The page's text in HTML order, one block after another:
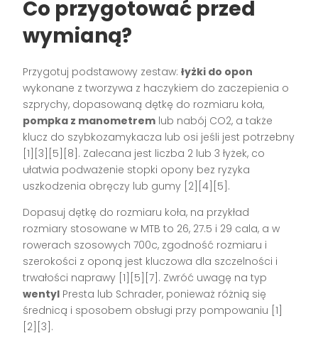
Co przygotować przed
wymianą?
Przygotuj podstawowy zestaw:łyżki do opon
wykonane z tworzywa z haczykiem do zaczepienia o
szprychy, dopasowaną dętkę do rozmiaru koła,
pompka z manometrem lub nabój CO2, a także
klucz do szybkozamykacza lub osi jeśli jest potrzebny
[1][3][5][8]. Zalecana jest liczba 2 lub 3 łyżek, co
ułatwia podważenie stopki opony bez ryzyka
uszkodzenia obręczy lub gumy [2][4][5].
Dopasuj dętkę do rozmiaru koła, na przykład
rozmiary stosowane w MTB to 26, 27.5 i 29 cala, a w
rowerach szosowych 700c, zgodność rozmiaru i
szerokości z oponą jest kluczowa dla szczelności i
trwałości naprawy [1][5][7]. Zwróć uwagę na typ
wentyl Presta lub Schrader, ponieważ różnią się
średnicą i sposobem obsługi przy pompowaniu [1]
[2][3].